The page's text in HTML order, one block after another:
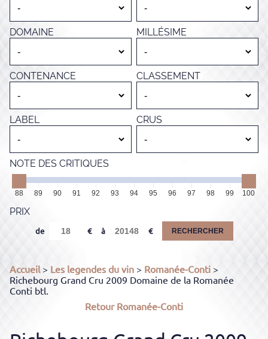
DOMAINE MILLÉSIME
CONTENANCE CLASSEMENT
LABEL CRUS
NOTE DES CRITIQUES
88 89 90 91 92 93 94 95 96 97 98 99 100
PRIX
de à RECHERCHER
Accueil> Les legendes du vin > Romanée-Conti >
Richebourg Grand Cru 2009 Domaine de la Romanée
Conti btl.
RetourRomanée-Conti